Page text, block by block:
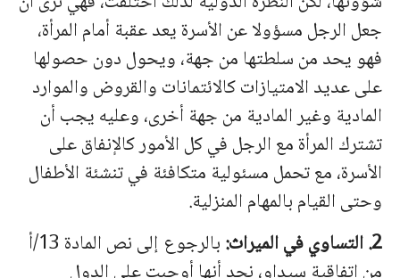
جعل الرجل مسؤولا عن الأسرة يعد عقبة أمام المرأة،
فهو يحد من سلطتها من جهة، ويحول دون حصولها
على عديد الامتيازات كالائتمانات والقروض والموارد
المادية وغير المادية من جهة أخرى، وعليه يجب أن
تشترك المرأة مع الرجل في كل الأمور كالإنفاق على
الأسرة، مع تحمل مسئولية متكافئة في تنشئة الأطفال
وحتى القيام بالمهام المنزلية.
2. التساوي في الميراث:
بالرجوع إلى نص المادة 13/أ